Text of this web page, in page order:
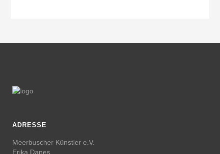
ADRESSE
Meerbuscher Künstler e.V.
Erika Danes